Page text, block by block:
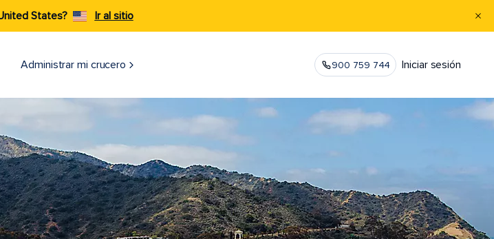
States? Ir al sitio
Administrar mi crucero 900 759 744 Iniciar sesión